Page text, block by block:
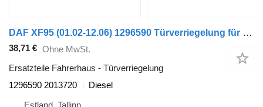
DAF XF95 (01.02-12.06) 1296590 Türverriegelung für DAF XF95, XF105 (2001-2014) Sattelzugmaschine
38,71 € Ohne MwSt.
Ersatzteile Fahrerhaus - Türverriegelung
1296590 2013720
Diesel